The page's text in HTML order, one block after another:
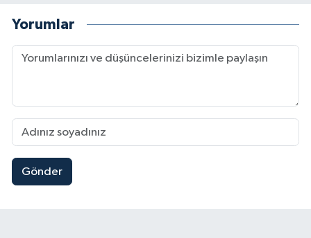
Yorumlar
Gönder